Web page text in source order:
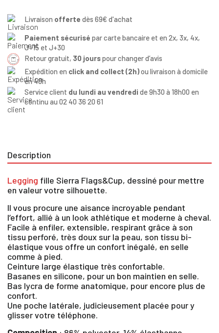
Livraison offerte dès 69€ d'achat
Paiement sécurisé par carte bancaire et en 2x, 3x, 4x,
J+15 et J+30
Retour gratuit, 30 jourspour changer d’avis
Expédition en click and collect (2h)ou livraison à domicile
en 48h
Service client du lundi au vendredi de 9h30 à 18h00 en
continu au 02 40 36 20 61
Description
Legging fille Sierra Flags&Cup, dessiné pour mettre
en valeur votre silhouette.
Il vous procure une aisance incroyable pendant
l’effort, allié à un look athlétique et moderne à cheval.
Facile à enfiler, extensible, respirant grâce à son
tissu perforé, très doux sur la peau, son tissu bi-
élastique vous offre un confort inégalé, en selle
comme à pied.
Ceinture large élastique très confortable.
Basanes en silicone, pour un bon maintien en selle.
Bas lycra de forme anatomique, pour encore plus de
confort.
Une poche latérale, judicieusement placée pour y
glisser votre téléphone.